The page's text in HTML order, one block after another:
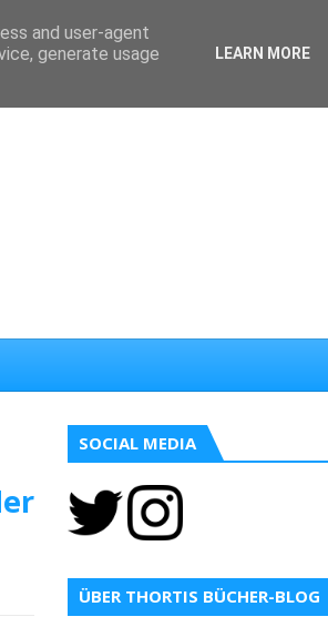
SOCIAL MEDIA
ÜBER THORTIS BÜCHER-BLOG
and user-agent
generate usage
LEARN MORE